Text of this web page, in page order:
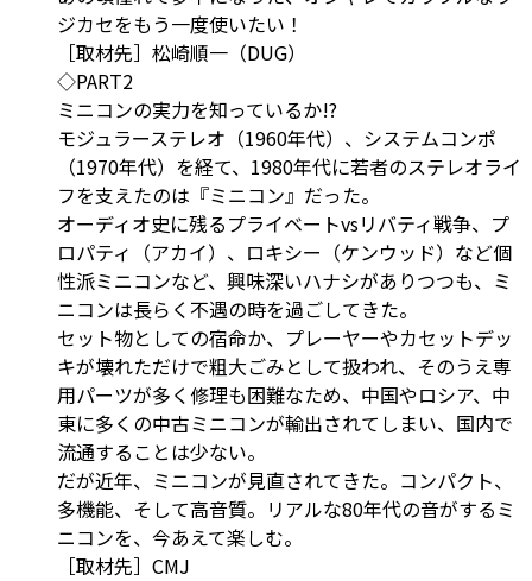
ジカセをもう一度使いたい！
［取材先］松崎順一（DUG）
◇PART2
ミニコンの実力を知っているか!?
モジュラーステレオ（1960年代）、システムコンポ
（1970年代）を経て、1980年代に若者のステレオライ
フを支えたのは『ミニコン』だった。
オーディオ史に残るプライベートvsリバティ戦争、プ
ロパティ（アカイ）、ロキシー（ケンウッド）など個
性派ミニコンなど、興味深いハナシがありつつも、ミ
ニコンは長らく不遇の時を過ごしてきた。
セット物としての宿命か、プレーヤーやカセットデッ
キが壊れただけで粗大ごみとして扱われ、そのうえ専
用パーツが多く修理も困難なため、中国やロシア、中
東に多くの中古ミニコンが輸出されてしまい、国内で
流通することは少ない。
だが近年、ミニコンが見直されてきた。コンパクト、
多機能、そして高音質。リアルな80年代の音がするミ
ニコンを、今あえて楽しむ。
［取材先］CMJ